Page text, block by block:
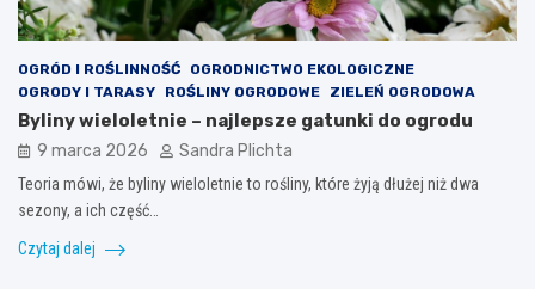
OGRÓD I ROŚLINNOŚĆ
OGRODNICTWO EKOLOGICZNE
OGRODY I TARASY
ROŚLINY OGRODOWE ZIELEŃ OGRODOWA
Byliny wieloletnie – najlepsze gatunki do ogrodu
9 marca 2026 Sandra Plichta
Teoria mówi, że byliny wieloletnie to rośliny, które żyją dłużej niż dwa
sezony, a ich część…
Czytaj dalej